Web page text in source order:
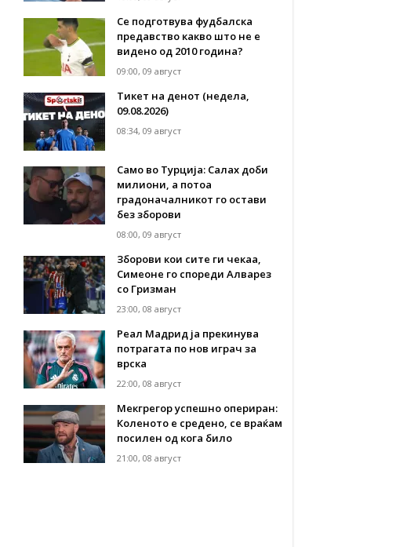
Се подготвува фудбалска
предавство какво што не е
видено од 2010 година?
09:00, 09 август
Тикет на денот (недела,
09.08.2026)
08:34, 09 август
Само во Турција: Салах доби
милиони, а потоа
градоначалникот го остави
без зборови
08:00, 09 август
Зборови кои сите ги чекаа,
Симеоне го спореди Алварез
со Гризман
23:00, 08 август
Реал Мадрид ја прекинува
потрагата по нов играч за
врска
22:00, 08 август
Мекгрегор успешно опериран:
Коленото е средено, се враќам
посилен од кога било
21:00, 08 август